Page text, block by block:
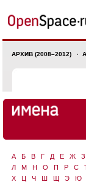
АРХИВ (2008–2012)
А Б В Г Д Е Ж З
Л
М Н О П Р С
Х
Ц Ч Ш Щ Э Ю